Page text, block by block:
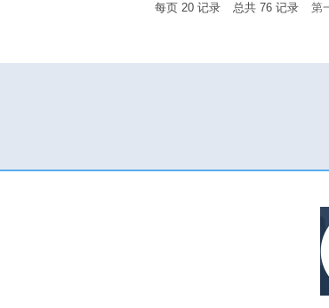
每页 20 记录 总共 76 记录 第